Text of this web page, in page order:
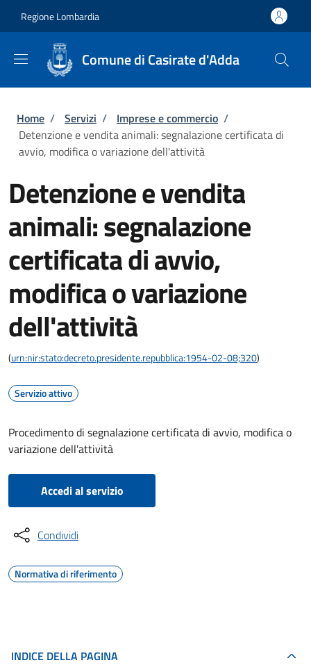
Regione Lombardia
Comune di Casirate d'Adda
Briciole di pane
Home / Servizi / Imprese e commercio /
Detenzione e vendita animali: segnalazione certificata di
avvio, modifica o variazione dell'attività
Detenzione e vendita
animali: segnalazione
certificata di avvio,
modifica o variazione
dell'attività
(urn:nir:stato:decreto.presidente.repubblica:1954-02-08;320)
Servizio attivo
Procedimento di segnalazione certificata di avvio, modifica o
variazione dell'attività
Accedi al servizio
Condividi
Normativa di riferimento
INDICE DELLA PAGINA